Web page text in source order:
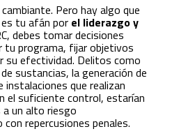
Pero hay algo que
tu afán por el liderazgo y
debes tomar decisiones
tu programa, fijar objetivos
efectividad. Delitos como
sustancias, la generación de
que realizan
el suficiente control, estarían
a un alto riesgo
repercusiones penales.